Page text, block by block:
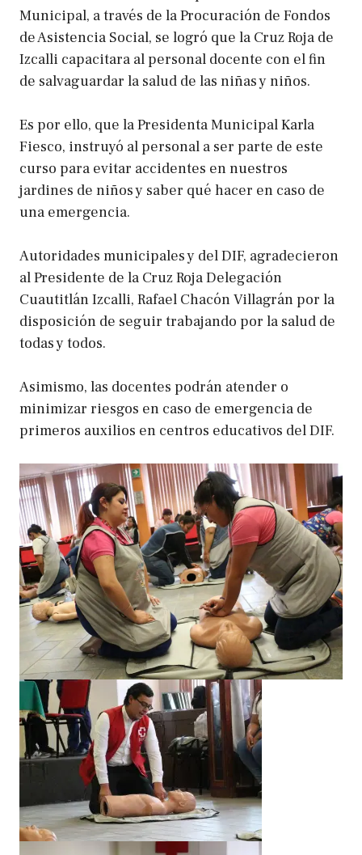
Municipal, a través de la Procuración de Fondos
de Asistencia Social, se logró que la Cruz Roja de
Izcalli capacitara al personal docente con el fin
de salvaguardar la salud de las niñas y niños.
Es por ello, que la Presidenta Municipal Karla
Fiesco, instruyó al personal a ser parte de este
curso para evitar accidentes en nuestros
jardines de niños y saber qué hacer en caso de
una emergencia.
Autoridades municipales y del DIF, agradecieron
al Presidente de la Cruz Roja Delegación
Cuautitlán Izcalli, Rafael Chacón Villagrán por la
disposición de seguir trabajando por la salud de
todas y todos.
Asimismo, las docentes podrán atender o
minimizar riesgos en caso de emergencia de
primeros auxilios en centros educativos del DIF.